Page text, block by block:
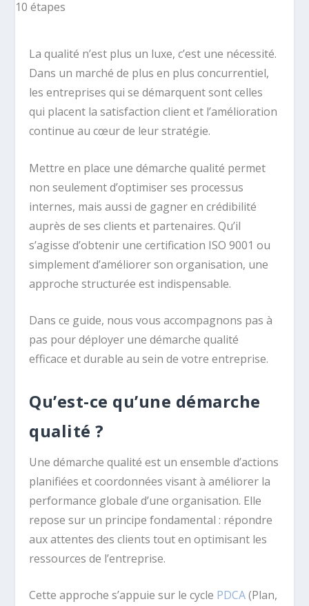
La qualité n’est plus un luxe, c’est une nécessité.
Dans un marché de plus en plus concurrentiel,
les entreprises qui se démarquent sont celles
qui placent la satisfaction client et l’amélioration
continue au cœur de leur stratégie.
Mettre en place une démarche qualité permet
non seulement d’optimiser ses processus
internes, mais aussi de gagner en crédibilité
auprès de ses clients et partenaires. Qu’il
s’agisse d’obtenir une certification ISO 9001 ou
simplement d’améliorer son organisation, une
approche structurée est indispensable.
Dans ce guide, nous vous accompagnons pas à
pas pour déployer une démarche qualité
efficace et durable au sein de votre entreprise.
Qu’est-ce qu’une démarche
qualité ?
Une démarche qualité est un ensemble d’actions
planifiées et coordonnées visant à améliorer la
performance globale d’une organisation. Elle
repose sur un principe fondamental : répondre
aux attentes des clients tout en optimisant les
ressources de l’entreprise.
Cette approche s’appuie sur le cycle PDCA(Plan,